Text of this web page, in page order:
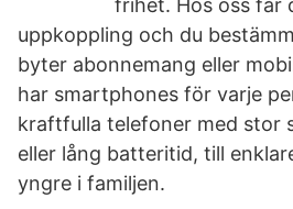
frihet. Hos oss får
uppkoppling och du
byter abonnemang eller
har smartphones för varje
kraftfulla telefoner med stor
eller lång batteritid, till
yngre i familjen.